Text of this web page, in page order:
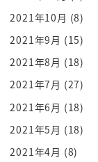
大統領が戒厳
てきます ここ
いきましょう
ですね この
ユンソンニョ
いうのが めち
です すごい
2021年10月 (8)
2021年9月 (15)
2021年8月 (18)
2021年7月 (27)
2021年6月 (18)
2021年5月 (18)
2021年4月 (8)